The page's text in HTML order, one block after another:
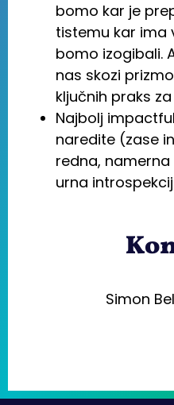
bomo kar je
tistemu kar ima
bomo izogibali.
nas skozi
ključnih praks
Najbolj
naredite (zase
redna,
urna
Simon